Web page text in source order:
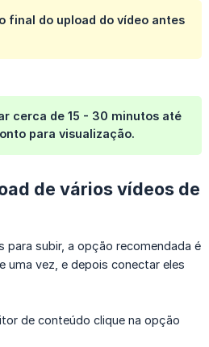
final do upload do vídeo antes
cerca de 15 - 30 minutos até
para visualização.
de vários vídeos de
para subir, a opção recomendada é
uma vez, e depois conectar eles
de conteúdo clique na opção